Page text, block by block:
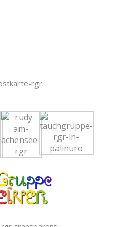
ruppe
INER